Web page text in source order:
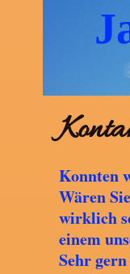
Konnten
Wären
wirklich
einem
Sehr